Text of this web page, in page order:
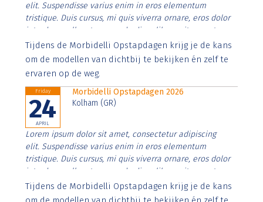
elit. Suspendisse varius enim in eros elementum
tristique. Duis cursus, mi quis viverra ornare, eros dolor
interdum nulla, ut commodo diam libero vitae erat.
Aenean faucibus nibh et justo cursus id rutrum lorem
imperdiet. Nunc ut sem vitae risus tristique posuere.
Tijdens de Morbidelli Opstapdagen krijg je de kans
om de modellen van dichtbij te bekijken én zelf te
ervaren op de weg.
Friday
24
APRIL
Morbidelli Opstapdagen 2026
Kolham (GR)
Lorem ipsum dolor sit amet, consectetur adipiscing
elit. Suspendisse varius enim in eros elementum
tristique. Duis cursus, mi quis viverra ornare, eros dolor
interdum nulla, ut commodo diam libero vitae erat.
Aenean faucibus nibh et justo cursus id rutrum lorem
imperdiet. Nunc ut sem vitae risus tristique posuere.
Tijdens de Morbidelli Opstapdagen krijg je de kans